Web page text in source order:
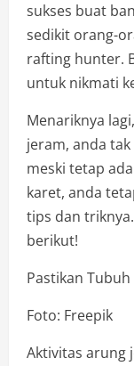
sukses buat
sedikit orang-
rafting hunter.
untuk nikmati
Menariknya
jeram, anda
meski tetap
karet, anda
tips dan
berikut!
Pastikan
Foto: Freepik
Aktivitas arung